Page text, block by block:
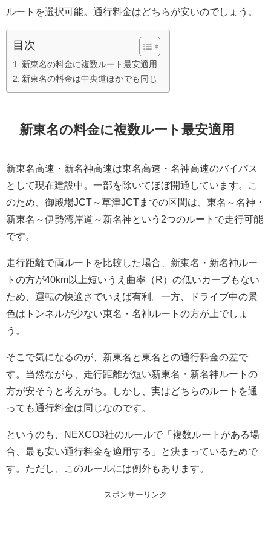
ルートを選択可能。通行料金はどちらが安いのでしょう。
目次
新東名の料金に複数ルート最安適用
新東名の料金は中央道ほかでも同じ
新東名の料金に複数ルート最安適用
新東名高速・新名神高速は東名高速・名神高速のバイパス
として現在建設中。一部を除いてほぼ開通しています。こ
のため、御殿場JCT～草津JCTまでの区間は、東名～名神・
新東名～伊勢湾岸道～新名神という2つのルートで走行可能
です。
走行距離で両ルートを比較した場合、新東名・新名神ルー
トの方が40km以上短いうえ曲率（R）の低いカーブもない
ため、運転の快適さでいえば有利。一方、ドライブ中の景
色はトンネルが少ない東名・名神ルートの方が上でしょ
う。
そこで気になるのが、新東名と東名との通行料金の差で
す。当然ながら、走行距離が短い新東名・新名神ルートの
方が安そうと考えがち。しかし、実はどちらのルートを通
っても通行料金は同じなのです。
というのも、NEXCO3社のルールで「複数ルートがある場
合、最も安い通行料金を適用する」と決まっているためで
す。ただし、このルールには例外もあります。
スポンサーリンク